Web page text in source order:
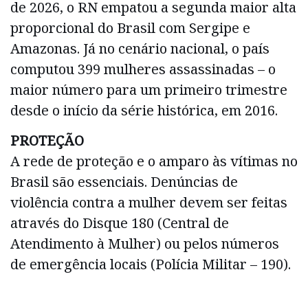
de 2026, o RN empatou a segunda maior alta
proporcional do Brasil com Sergipe e
Amazonas. Já no cenário nacional, o país
computou 399 mulheres assassinadas – o
maior número para um primeiro trimestre
desde o início da série histórica, em 2016.
PROTEÇÃO
A rede de proteção e o amparo às vítimas no
Brasil são essenciais. Denúncias de
violência contra a mulher devem ser feitas
através do Disque 180 (Central de
Atendimento à Mulher) ou pelos números
de emergência locais (Polícia Militar – 190).